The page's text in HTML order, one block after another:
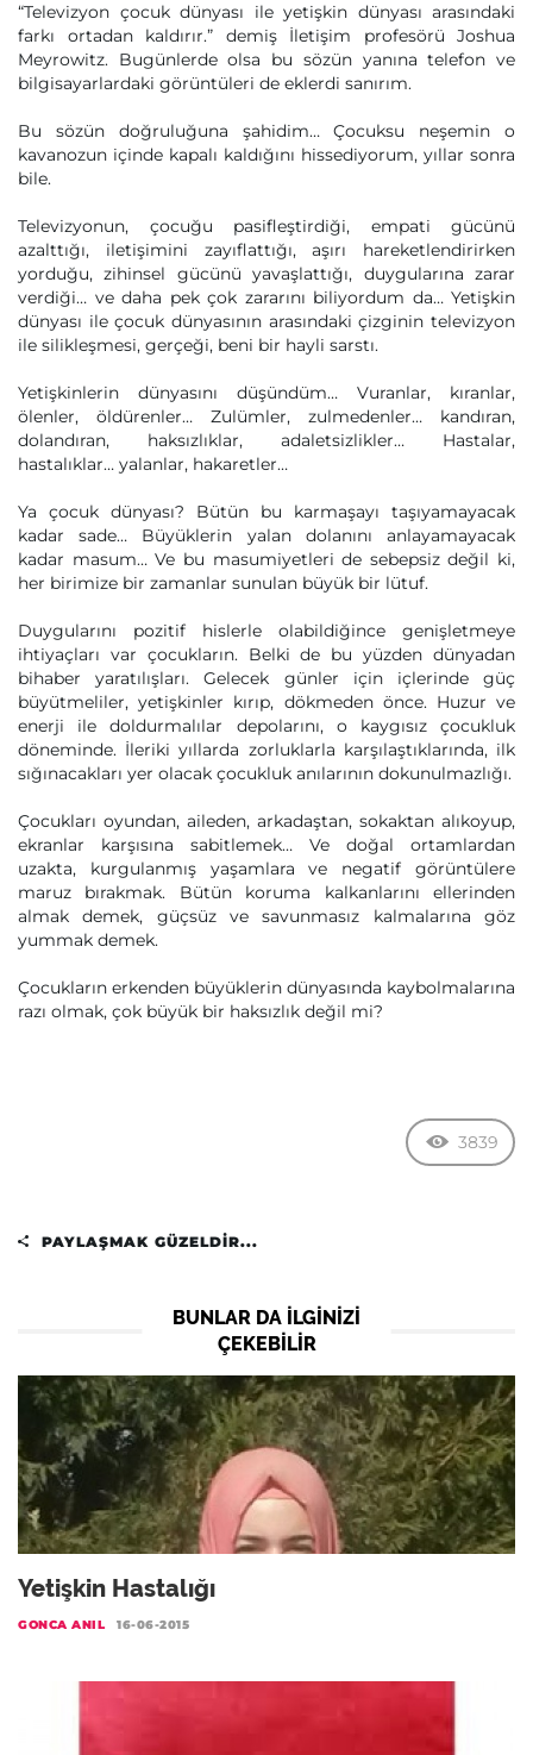
“Televizyon çocuk dünyası ile yetişkin dünyası arasındaki
farkı ortadan kaldırır.” demiş İletişim profesörü Joshua
Meyrowitz. Bugünlerde olsa bu sözün yanına telefon ve
bilgisayarlardaki görüntüleri de eklerdi sanırım.
Bu sözün doğruluğuna şahidim… Çocuksu neşemin o
kavanozun içinde kapalı kaldığını hissediyorum, yıllar sonra
bile.
Televizyonun, çocuğu pasifleştirdiği, empati gücünü
azalttığı, iletişimini zayıflattığı, aşırı hareketlendirirken
yorduğu, zihinsel gücünü yavaşlattığı, duygularına zarar
verdiği… ve daha pek çok zararını biliyordum da… Yetişkin
dünyası ile çocuk dünyasının arasındaki çizginin televizyon
ile silikleşmesi, gerçeği, beni bir hayli sarstı.
Yetişkinlerin dünyasını düşündüm… Vuranlar, kıranlar,
ölenler, öldürenler… Zulümler, zulmedenler… kandıran,
dolandıran, haksızlıklar, adaletsizlikler… Hastalar,
hastalıklar… yalanlar, hakaretler…
Ya çocuk dünyası? Bütün bu karmaşayı taşıyamayacak
kadar sade… Büyüklerin yalan dolanını anlayamayacak
kadar masum… Ve bu masumiyetleri de sebepsiz değil ki,
her birimize bir zamanlar sunulan büyük bir lütuf.
Duygularını pozitif hislerle olabildiğince genişletmeye
ihtiyaçları var çocukların. Belki de bu yüzden dünyadan
bihaber yaratılışları. Gelecek günler için içlerinde güç
büyütmeliler, yetişkinler kırıp, dökmeden önce. Huzur ve
enerji ile doldurmalılar depolarını, o kaygısız çocukluk
döneminde. İleriki yıllarda zorluklarla karşılaştıklarında, ilk
sığınacakları yer olacak çocukluk anılarının dokunulmazlığı.
Çocukları oyundan, aileden, arkadaştan, sokaktan alıkoyup,
ekranlar karşısına sabitlemek… Ve doğal ortamlardan
uzakta, kurgulanmış yaşamlara ve negatif görüntülere
maruz bırakmak. Bütün koruma kalkanlarını ellerinden
almak demek, güçsüz ve savunmasız kalmalarına göz
yummak demek.
Çocukların erkenden büyüklerin dünyasında kaybolmalarına
razı olmak, çok büyük bir haksızlık değil mi?
3839
PAYLAŞMAK GÜZELDIR...
BUNLAR DA ILGINIZI
ÇEKEBILIR
Yetişkin Hastalığı
GONCA ANIL 16-06-2015